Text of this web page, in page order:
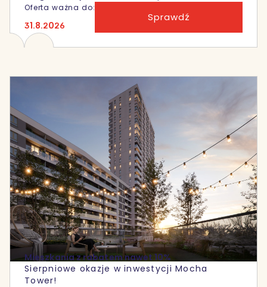
Oferta ważna do:
31.8.2026
Sprawdź
Mieszkania z rabatem nawet 10%
Sierpniowe okazje w inwestycji Mocha
Tower!